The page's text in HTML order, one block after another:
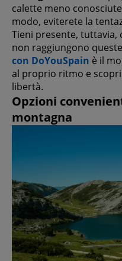
calette meno
modo, eviterete la
Tieni presente, tuttavia,
non raggiungono
con DoYouSpain è il
al proprio ritmo e
libertà.
Opzioni
montagna